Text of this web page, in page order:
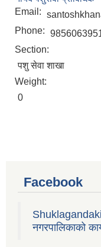
Email:
Phone:
Section:
पशु सेवा शाखा
Weight:
0
Facebook
नगरपालिकाको